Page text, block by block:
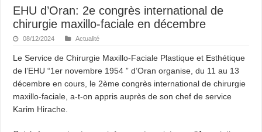
EHU d’Oran: 2e congrès international de
chirurgie maxillo-faciale en décembre
08/12/2024 Actualité
Le Service de Chirurgie Maxillo-Faciale Plastique et Esthétique
de l’EHU “1er novembre 1954 ” d’Oran organise, du 11 au 13
décembre en cours, le 2ème congrès international de chirurgie
maxillo-faciale, a-t-on appris auprès de son chef de service
Karim Hirache.